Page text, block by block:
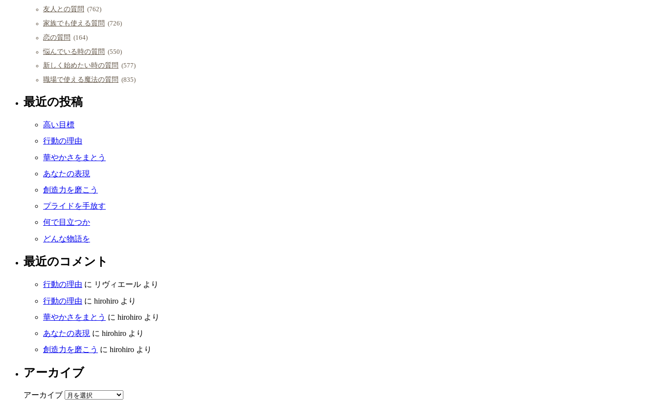
友人との質問 (762)
家族でも使える質問 (726)
恋の質問 (164)
悩んでいる時の質問 (550)
新しく始めたい時の質問 (577)
職場で使える魔法の質問 (835)
最近の投稿
高い目標
行動の理由
華やかさをまとう
あなたの表現
創造力を磨こう
プライドを手放す
何で目立つか
どんな物語を
最近のコメント
行動の理由 に リヴィエール より
行動の理由 に hirohiro より
華やかさをまとう に hirohiro より
あなたの表現 に hirohiro より
創造力を磨こう に hirohiro より
アーカイブ
アーカイブ